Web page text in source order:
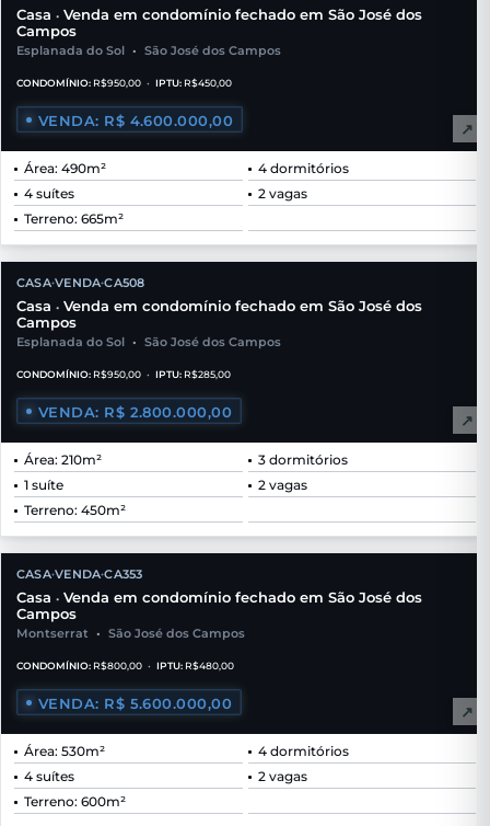
Casa • Venda em condomínio fechado em São José dos
Campos
Esplanada do Sol • São José dos Campos
CONDOMÍNIO: R$950,00 • IPTU: R$450,00
VENDA: R$ 4.600.000,00 ↗
Área: 490m²
4 dormitórios
4 suítes
2 vagas
Terreno: 665m²
CASA•VENDA•CA508
Casa • Venda em condomínio fechado em São José dos
Campos
Esplanada do Sol • São José dos Campos
CONDOMÍNIO: R$950,00 • IPTU: R$285,00
VENDA: R$ 2.800.000,00 ↗
Área: 210m²
3 dormitórios
1 suíte
2 vagas
Terreno: 450m²
CASA•VENDA•CA353
Casa • Venda em condomínio fechado em São José dos
Campos
Montserrat • São José dos Campos
CONDOMÍNIO: R$800,00 • IPTU: R$480,00
VENDA: R$ 5.600.000,00 ↗
Área: 530m²
4 dormitórios
4 suítes
2 vagas
Terreno: 600m²